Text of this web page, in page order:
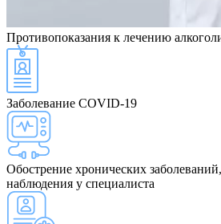
Противопоказания к лечению
Заболевание COVID-19
Обострение хронических
наблюдения у специалиста